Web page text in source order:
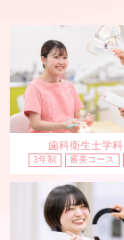
歯科衛生士学
3年制 審美コース